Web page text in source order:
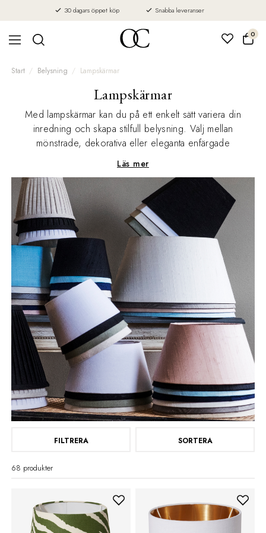
30 dagars öppet köp Snabba leveranser
0
Start Belysning Lampskärmar
Lampskärmar
Med lampskärmar kan du på ett enkelt sätt variera din
inredning och skapa stilfull belysning. Välj mellan
mönstrade, dekorativa eller eleganta enfärgade
lampskärmar i olika material och utföranden. Vi har ett stort
urval av olika storlekar på skärmar som passar de allra
flesta lampfötter.
Läs mer
FILTRERA SORTERA
68 produkter